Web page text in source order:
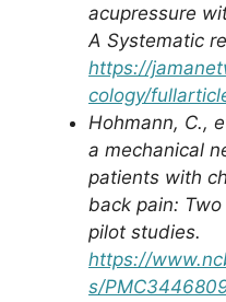
acupressure
A Systematic
https://
cology/
Hohmann, C.,
a mechanical
patients with
back pain:
pilot studies.
https://
s/